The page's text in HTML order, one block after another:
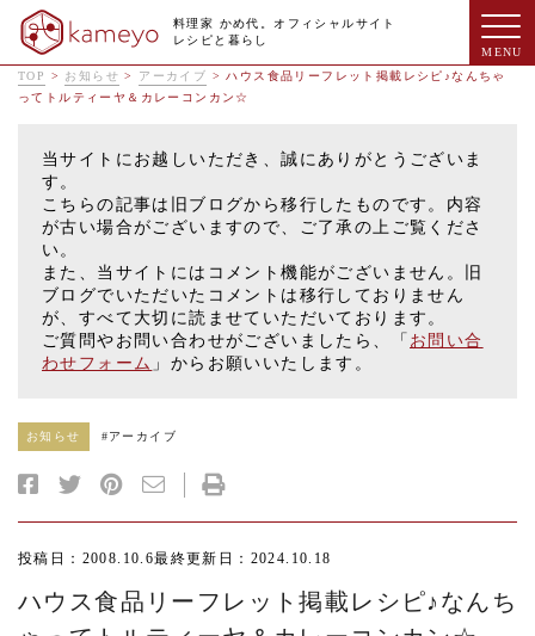
料理家 かめ代。オフィシャルサイト
レシピと暮らし
TOP > お知らせ > アーカイブ >ハウス食品リーフレット掲載レシピ♪なんちゃ
ってトルティーヤ＆カレーコンカン☆
当サイトにお越しいただき、誠にありがとうございま
す。
こちらの記事は旧ブログから移行したものです。内容
が古い場合がございますので、ご了承の上ご覧くださ
い。
また、当サイトにはコメント機能がございません。旧
ブログでいただいたコメントは移行しておりません
が、すべて大切に読ませていただいております。
ご質問やお問い合わせがございましたら、「 お問い合
わせフォーム 」からお願いいたします。
お知らせ #アーカイブ
投稿日：2008.10.6最終更新日：2024.10.18
ハウス食品リーフレット掲載レシピ♪なんち